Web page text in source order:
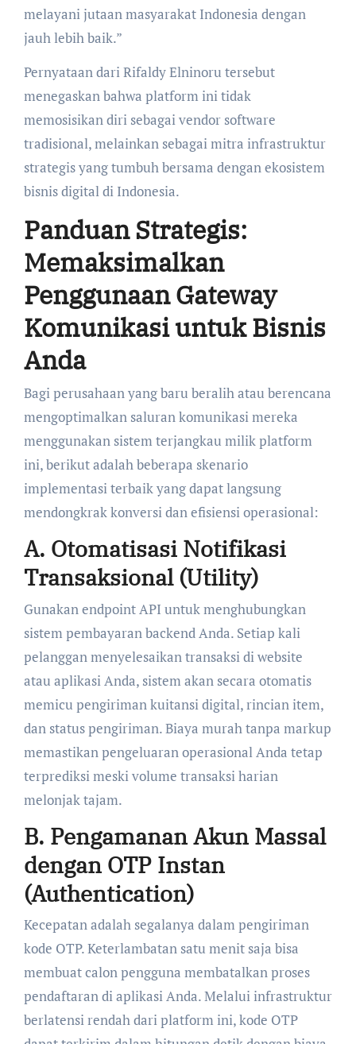
melayani jutaan masyarakat Indonesia dengan
jauh lebih baik.”
Pernyataan dari Rifaldy Elninoru tersebut
menegaskan bahwa platform ini tidak
memosisikan diri sebagai vendor software
tradisional, melainkan sebagai mitra infrastruktur
strategis yang tumbuh bersama dengan ekosistem
bisnis digital di Indonesia.
Panduan Strategis:
Memaksimalkan
Penggunaan Gateway
Komunikasi untuk Bisnis
Anda
Bagi perusahaan yang baru beralih atau berencana
mengoptimalkan saluran komunikasi mereka
menggunakan sistem terjangkau milik platform
ini, berikut adalah beberapa skenario
implementasi terbaik yang dapat langsung
mendongkrak konversi dan efisiensi operasional:
A. Otomatisasi Notifikasi
Transaksional (Utility)
Gunakan endpoint API untuk menghubungkan
sistem pembayaran backend Anda. Setiap kali
pelanggan menyelesaikan transaksi di website
atau aplikasi Anda, sistem akan secara otomatis
memicu pengiriman kuitansi digital, rincian item,
dan status pengiriman. Biaya murah tanpa markup
memastikan pengeluaran operasional Anda tetap
terprediksi meski volume transaksi harian
melonjak tajam.
B. Pengamanan Akun Massal
dengan OTP Instan
(Authentication)
Kecepatan adalah segalanya dalam pengiriman
kode OTP. Keterlambatan satu menit saja bisa
membuat calon pengguna membatalkan proses
pendaftaran di aplikasi Anda. Melalui infrastruktur
berlatensi rendah dari platform ini, kode OTP